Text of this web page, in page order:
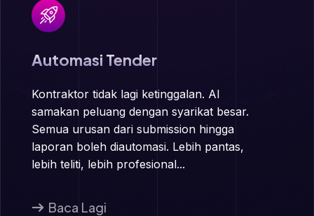
Automasi Tender
Kontraktor tidak lagi ketinggalan. AI
samakan peluang dengan syarikat besar.
Semua urusan dari submission hingga
laporan boleh diautomasi. Lebih pantas,
lebih teliti, lebih profesional...
Baca Lagi